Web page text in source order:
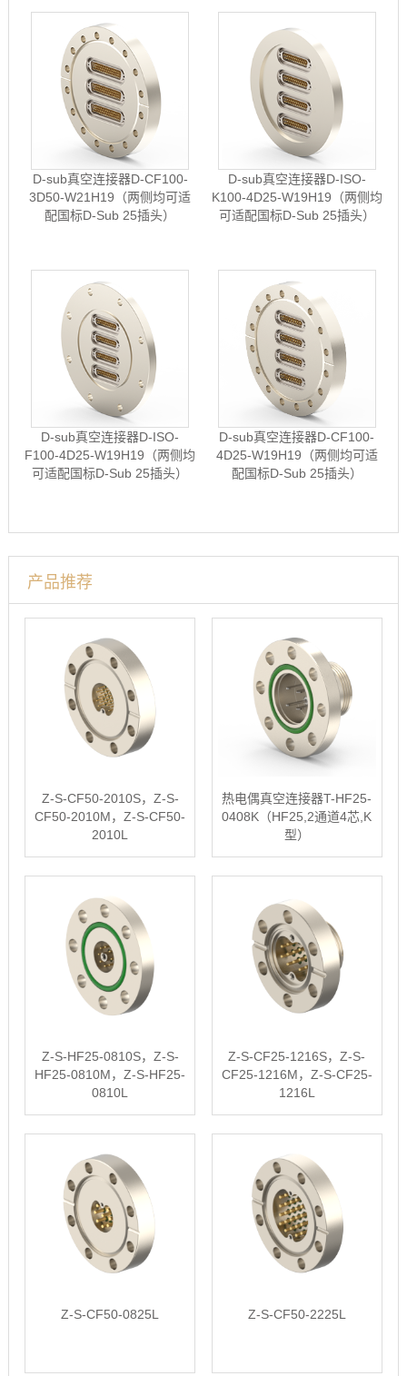
D-sub真空连接器D-CF100-
3D50-W21H19（两侧均可适
配国标D-Sub 25插头）
D-sub真空连接器D-ISO-
K100-4D25-W19H19（两侧均
可适配国标D-Sub 25插头）
D-sub真空连接器D-ISO-
F100-4D25-W19H19（两侧均
可适配国标D-Sub 25插头）
D-sub真空连接器D-CF100-
4D25-W19H19（两侧均可适
配国标D-Sub 25插头）
产品推荐
Z-S-CF50-2010S，Z-S-
CF50-2010M，Z-S-CF50-
2010L
热电偶真空连接器T-HF25-
0408K（HF25,2通道4芯,K
型）
Z-S-HF25-0810S，Z-S-
HF25-0810M，Z-S-HF25-
0810L
Z-S-CF25-1216S，Z-S-
CF25-1216M，Z-S-CF25-
1216L
Z-S-CF50-0825L Z-S-CF50-2225L